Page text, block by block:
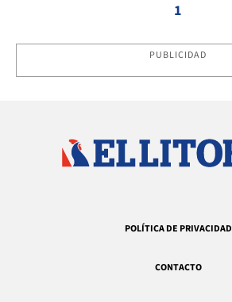
1
PUBLICIDAD
POLÍTICA DE PRIVACIDAD
CONTACTO